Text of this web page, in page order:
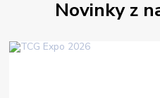
Novinky z